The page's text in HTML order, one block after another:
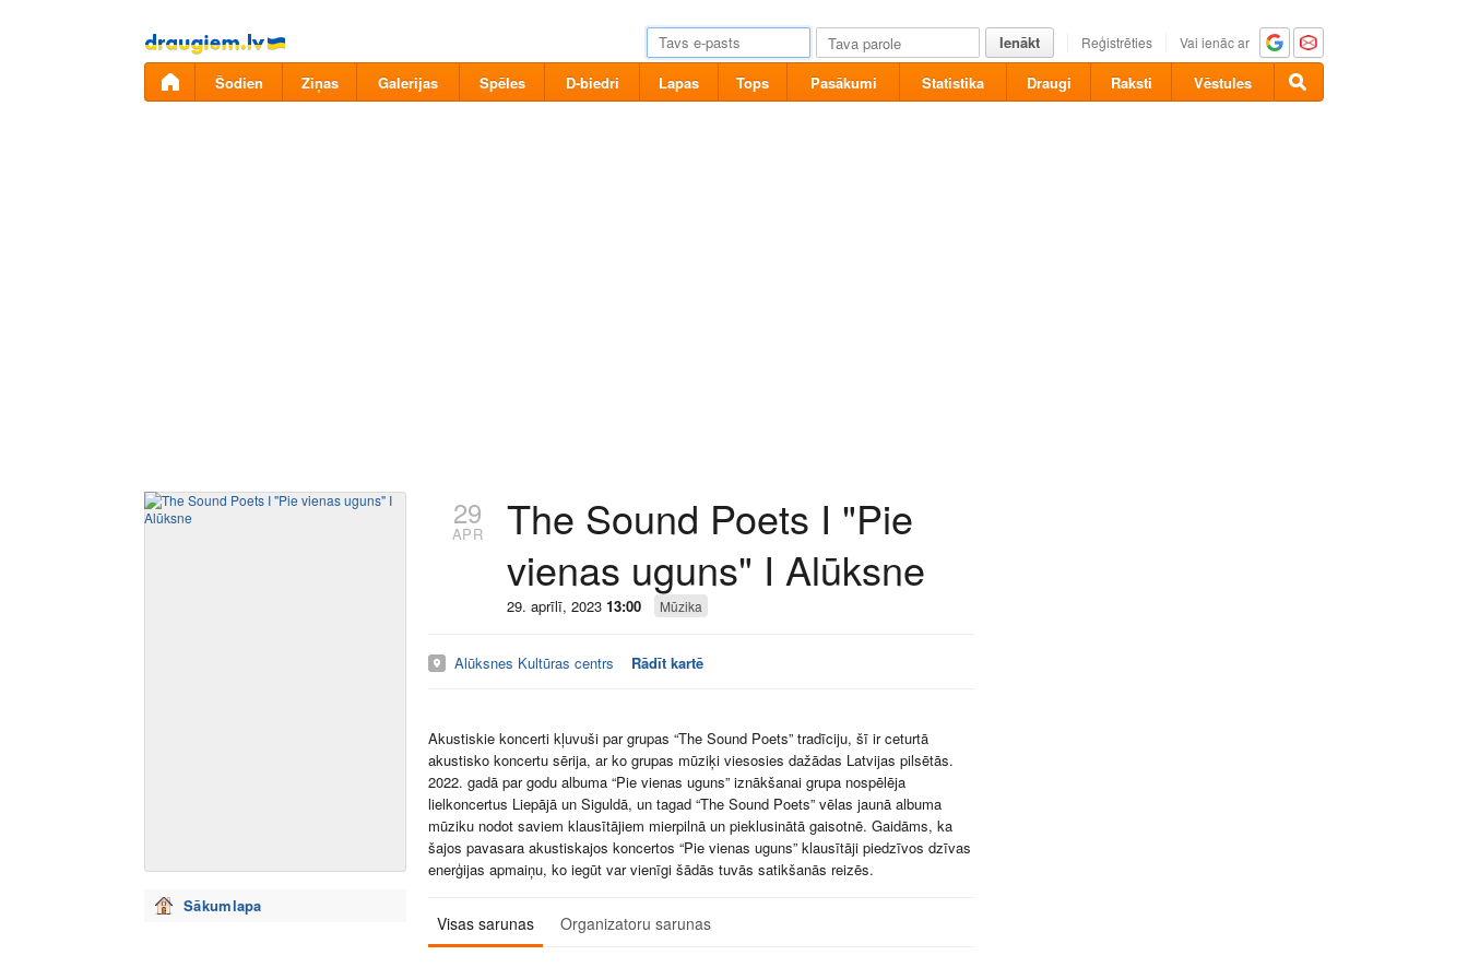
Pāriet
uz
saturu
Ienākt Reģistrēties Vai ienāc ar
Šodien Ziņas Galerijas Spēles D-biedri Lapas Tops Pasākumi Statistika Draugi Raksti Vēstules
Sākumlapa
29
APR
The Sound Poets I "Pie
vienas uguns" I Alūksne
29. aprīlī, 2023 13:00 Mūzika
Alūksnes Kultūras centrs Rādīt kartē
Akustiskie koncerti kļuvuši par grupas “The Sound Poets” tradīciju, šī ir ceturtā
akustisko koncertu sērija, ar ko grupas mūziķi viesosies dažādas Latvijas pilsētās.
2022. gadā par godu albuma “Pie vienas uguns” iznākšanai grupa nospēlēja
lielkoncertus Liepājā un Siguldā, un tagad “The Sound Poets” vēlas jaunā albuma
mūziku nodot saviem klausītājiem mierpilnā un pieklusinātā gaisotnē. Gaidāms, ka
šajos pavasara akustiskajos koncertos “Pie vienas uguns” klausītāji piedzīvos dzīvas
enerģijas apmaiņu, ko iegūt var vienīgi šādās tuvās satikšanās reizēs.
Visas sarunas Organizatoru sarunas